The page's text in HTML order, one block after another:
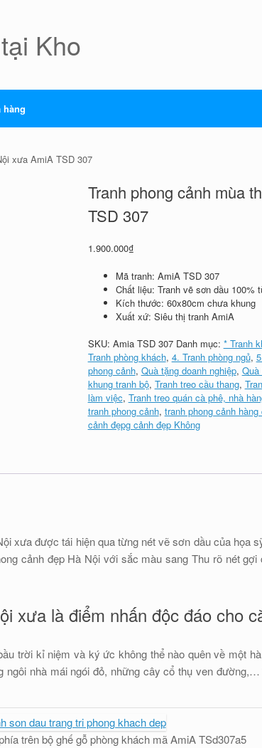
Kho
hàng
xưa AmiA TSD 307
Tranh phong cảnh mùa
TSD 307
1.900.000₫
Mã tranh: AmiA TSD 307
Chất liệu: Tranh vẽ sơn dầu 100%
Kích thước: 60x80cm chưa khung
Xuất xứ: Siêu thị tranh AmiA
SKU: Amia TSD 307 Danh mục: * Tranh
Tranh phòng khách, 4. Tranh phòng ngủ,
phong cảnh, Quà tặng doanh nghiệp,
khung tranh bộ, Tranh treo cầu thang,
làm việc, Tranh treo quán cà phê, nhà
tranh phong cảnh, tranh phong cảnh hàng
cảnh đẹpg cảnh đẹp Không
xưa được tái hiện qua từng nét vẽ sơn dầu của họa
cảnh đẹp Hà Nội với sắc màu sang Thu rõ nét
xưa là điểm nhấn độc đáo cho
trời kỉ niệm và ký ức không thể nào quên về một
nhà mái ngói đỏ, những cây cổ thụ ven
trên bộ ghế gỗ phòng khách mã AmiA TSd307a5